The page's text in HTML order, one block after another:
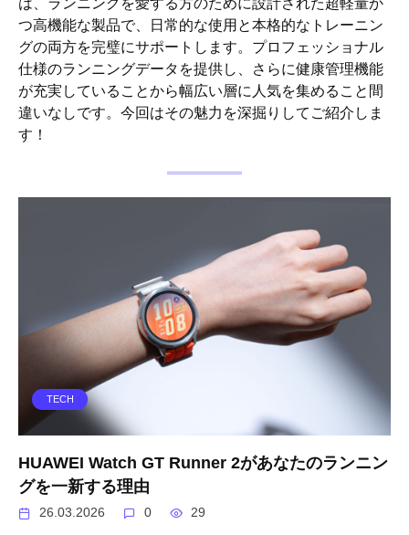
は、ランニングを愛する方のために設計された超軽量か
つ高機能な製品で、日常的な使用と本格的なトレーニン
グの両方を完璧にサポートします。プロフェッショナル
仕様のランニングデータを提供し、さらに健康管理機能
が充実していることから幅広い層に人気を集めること間
違いなしです。今回はその魅力を深掘りしてご紹介しま
す！
TECH
HUAWEI Watch GT Runner 2があなたのランニン
グを一新する理由
26.03.2026 0 29